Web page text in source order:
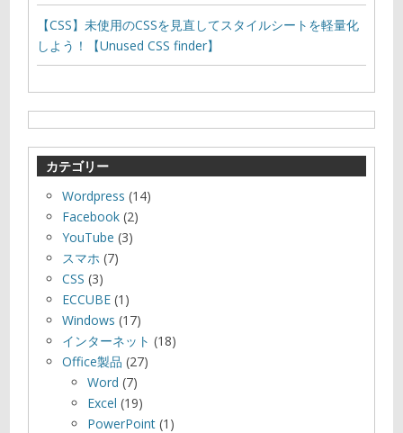
【CSS】未使用のCSSを見直してスタイルシートを軽量化
しよう！【Unused CSS finder】
カテゴリー
Wordpress (14)
Facebook (2)
YouTube (3)
スマホ (7)
CSS (3)
ECCUBE (1)
Windows (17)
インターネット (18)
Office製品 (27)
Word (7)
Excel (19)
PowerPoint (1)